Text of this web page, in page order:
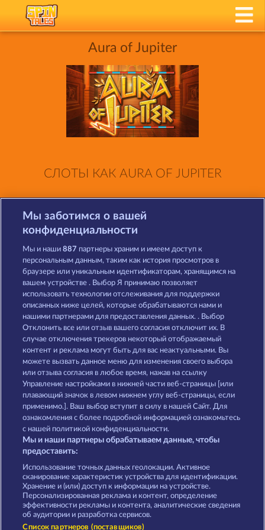
Aura of Jupiter
СЛОТЫ КАК AURA OF JUPITER
Gates Of Ishtar Poseidon's Rising
Demi Gods V
Правила КОНФИДЕНЦИАЛЬНОСТЬ
О компании Компания
Партнерская программа
Отправить Запрос об Отказе
Мы заботимся о вашей
конфиденциальности
Мы и наши887 партнеры храним и имеем доступ к
персональным данным, таким как история просмотров в
браузере или уникальным идентификаторам, хранящимся на
вашем устройстве . Выбор Я принимаю позволяет
использовать технологии отслеживания для поддержки
описанных ниже целей, которые обрабатываются нами и
нашими партнерами для предоставления данных. . Выбор
Отклонить все или отзыв вашего согласия отключит их. В
случае отключения трекеров некоторый отображаемый
контент и реклама могут быть для вас неактуальными. Вы
можете вызвать данное меню для изменения своего выбора
или отзыва согласия в любое время, нажав на ссылку
Управление настройками в нижней части веб-страницы [или
плавающий значок в левом нижнем углу веб-страницы, если
применимо.]. Ваш выбор вступит в силу в нашей Сайт. Для
ознакомления с более подробной информацией ознакомьтесь
с нашей политикой конфиденциальности.
Мы и наши партнеры обрабатываем данные, чтобы
предоставить:
Использование точных данных геолокации. Активное
сканирование характеристик устройства для идентификации.
Хранение и (или) доступ к информации на устройстве.
Персонализированная реклама и контент, определение
эффективности рекламы и контента, аналитические сведения
об аудитории и разработка сервисов.
Список партнеров (поставщиков)